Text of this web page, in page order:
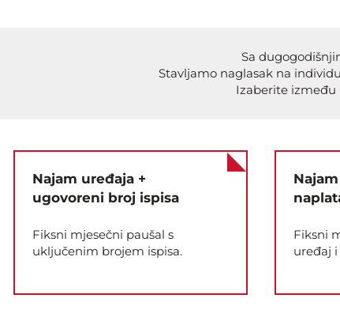
Sa
Stavljamo naglasak na
Izaberite između
Najam uređaja +
ugovoreni broj ispisa
Fiksni mjesečni paušal s
uključenim brojem ispisa.
Fiksni
uređaj